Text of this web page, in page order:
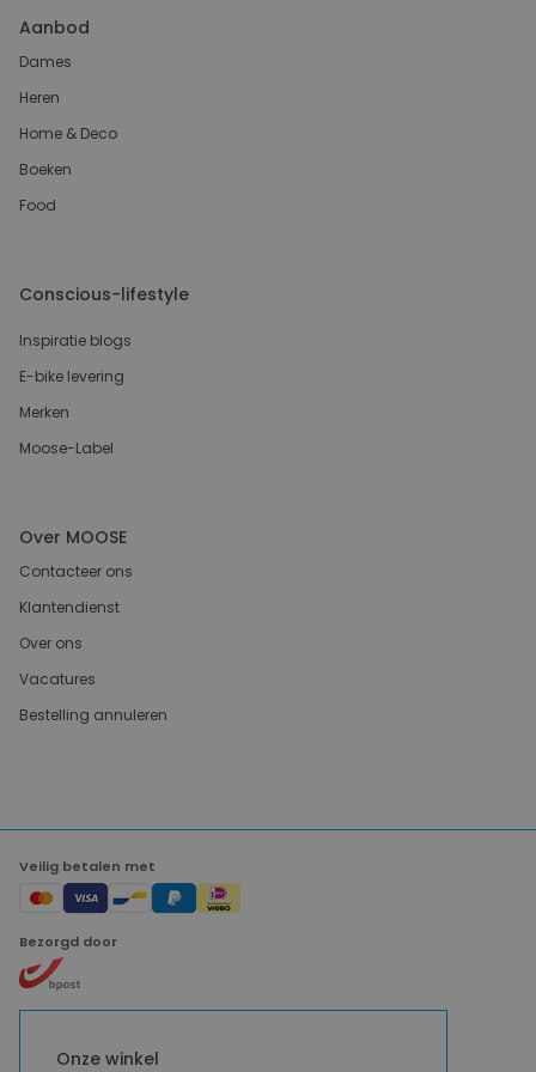
Aanbod
Dames
Heren
Home & Deco
Boeken
Food
Conscious-lifestyle
Inspiratie blogs
E-bike levering
Merken
Moose-Label
Over MOOSE
Contacteer ons
Klantendienst
Over ons
Vacatures
Bestelling annuleren
Veilig betalen met
Bezorgd door
Onze winkel